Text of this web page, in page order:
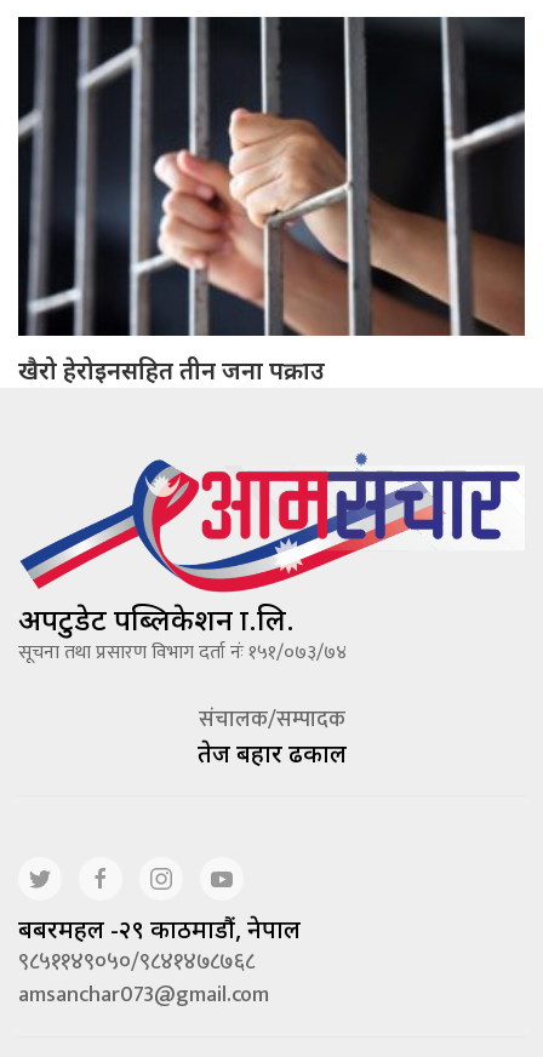
खैरो हेरोइनसहित तीन जना पक्राउ
अपटुडेट पब्लिकेशन प्रा.लि.
सूचना तथा प्रसारण विभाग दर्ता नंः १५१/०७३/७४
संचालक/सम्पादक
तेज बहादूर ढकाल
बबरमहल -२९ काठमाडौं, नेपाल
९८५११४९०५०/९८४१४७८७६८
amsanchar073@gmail.com